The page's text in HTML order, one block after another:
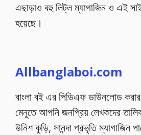
এছাড়াও বহু লিট্ল ম্যাগাজিন ও এই
হয়েছে।
Allbanglaboi.com
বাংলা বই এর পিডিএফ ডাউনলোড
মেনুতে আপনি জনপ্রিয় লেখকদের
উনিশ কুড়ি, সানন্দা প্রভৃতি ম্যাগাজিন